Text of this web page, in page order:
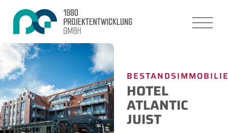
HOTEL
ATLANTIC
JUIST